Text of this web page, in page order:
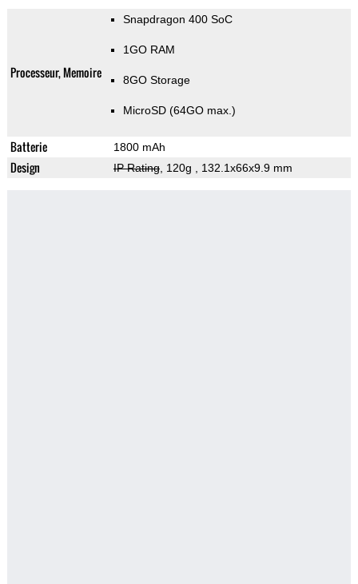
Processeur, Memoire
Snapdragon 400 SoC
1GO RAM
8GO Storage
MicroSD (64GO max.)
Batterie 1800 mAh
Design IP Rating, 120g , 132.1x66x9.9 mm